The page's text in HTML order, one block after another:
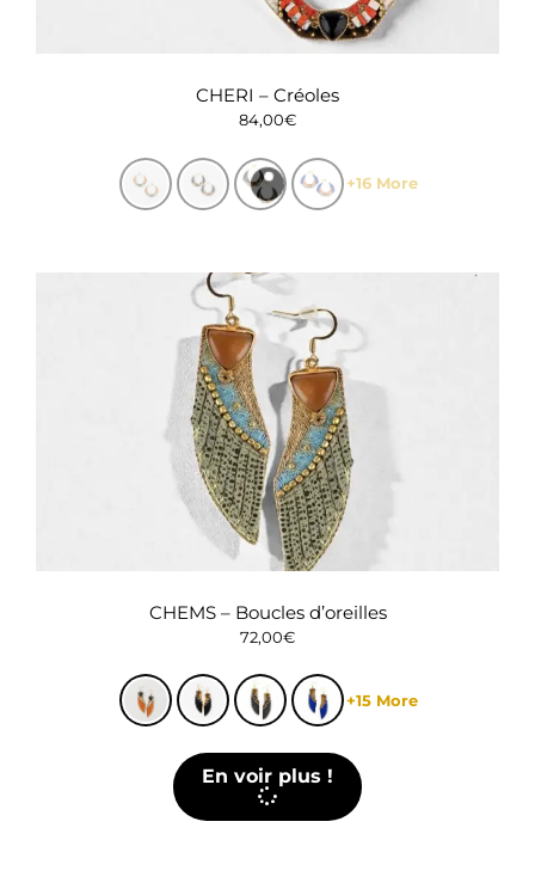
CHERI – Créoles
84,00€
+16 More
CHEMS – Boucles d’oreilles
72,00€
+15 More
En voir plus !